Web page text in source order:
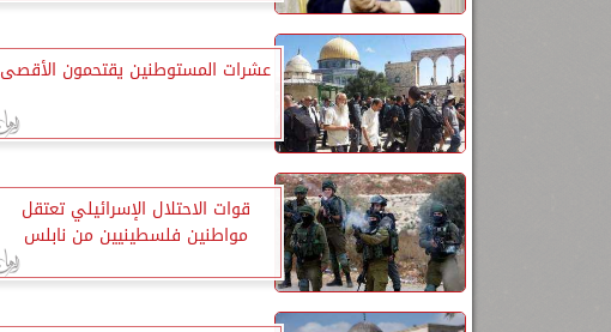
عشرات المستوطنين يقتحمون الأقصى
قوات الاحتلال الإسرائيلي تعتقل
مواطنين فلسطينيين من نابلس